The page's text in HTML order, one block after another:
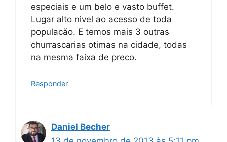
especiais e um belo e vasto buffet.
Lugar alto nivel ao acesso de toda
populacão. E temos mais 3 outras
churrascarias otimas na cidade, todas
na mesma faixa de preco.
Responder
Daniel Becher